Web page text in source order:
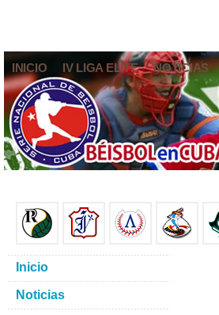
INICIO IV LIGA ELITE NOTICIAS
Inicio
Noticias